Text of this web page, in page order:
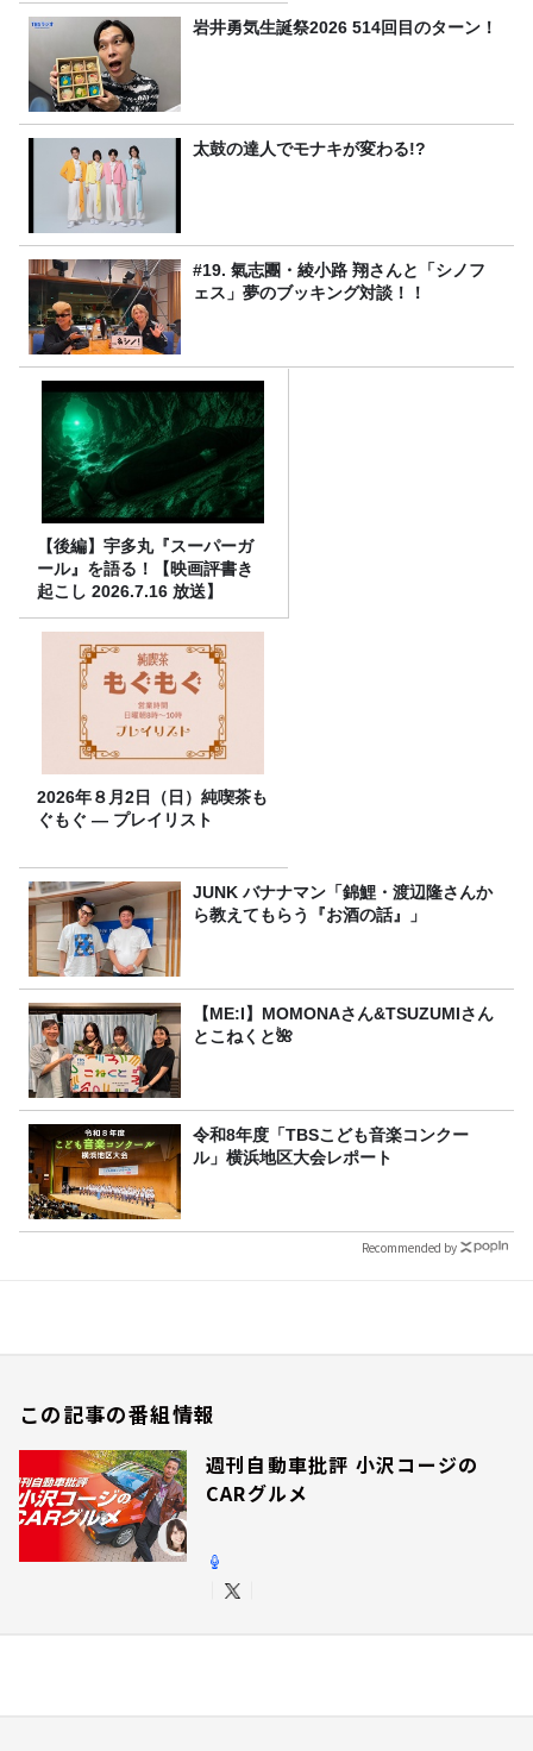
岩井勇気生誕祭2026 514回目のターン！
太鼓の達人でモナキが変わる!?
#19. 氣志團・綾小路 翔さんと「シノフ
ェス」夢のブッキング対談！！
【後編】宇多丸『スーパーガ
ール』を語る！【映画評書き
起こし 2026.7.16 放送】
2026年８月2日（日）純喫茶も
ぐもぐ ― プレイリスト
JUNK バナナマン「錦鯉・渡辺隆さんか
ら教えてもらう『お酒の話』」
【ME:I】MOMONAさん&TSUZUMIさん
とこねくと🌺
令和8年度「TBSこども音楽コンクー
ル」横浜地区大会レポート
Recommended by
この記事の番組情報
週刊自動車批評 小沢コージの
CARグルメ